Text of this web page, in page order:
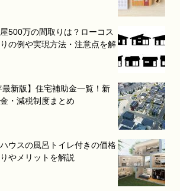
500万の間取りは？ローコス
りの例や実現方法・注意点を解
最新版】住宅補助金一覧！新
・減税制度まとめ
ウスの風呂トイレ付きの価格
やメリットを解説